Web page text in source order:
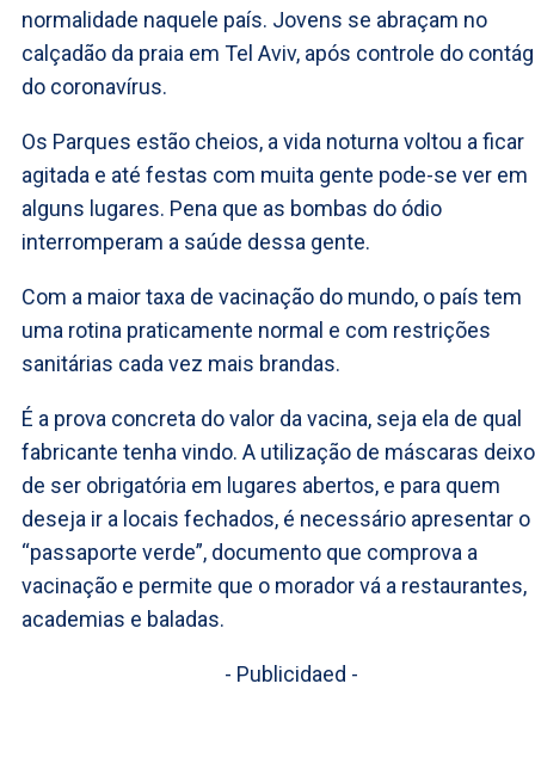
normalidade naquele país. Jovens se abraçam no
calçadão da praia em Tel Aviv, após controle do
do coronavírus.
Os Parques estão cheios, a vida noturna voltou a ficar
agitada e até festas com muita gente pode-se ver em
alguns lugares. Pena que as bombas do ódio
interromperam a saúde dessa gente.
Com a maior taxa de vacinação do mundo, o país tem
uma rotina praticamente normal e com restrições
sanitárias cada vez mais brandas.
É a prova concreta do valor da vacina, seja ela de qual
fabricante tenha vindo. A utilização de máscaras
de ser obrigatória em lugares abertos, e para quem
deseja ir a locais fechados, é necessário apresentar o
“passaporte verde”, documento que comprova a
vacinação e permite que o morador vá a restaurantes,
academias e baladas.
- Publicidaed -